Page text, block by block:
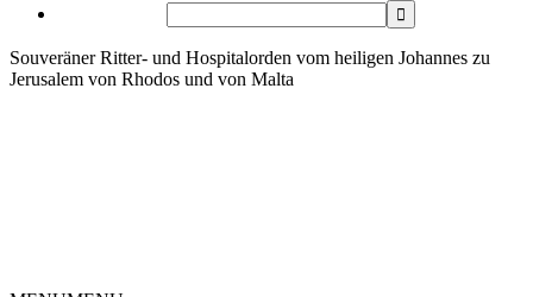
Souveräner Ritter- und Hospitalorden vom heiligen Johannes zu
Jerusalem von Rhodos und von Malta